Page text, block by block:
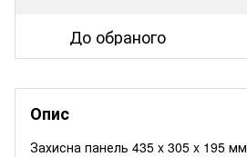
До обраного
Опис
Захисна панель 435 x 305 x 195 мм